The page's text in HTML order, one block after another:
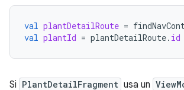
val plantDetailRoute =
val plantId = plantDetailRoute. id
Si PlantDetailFragment usa un